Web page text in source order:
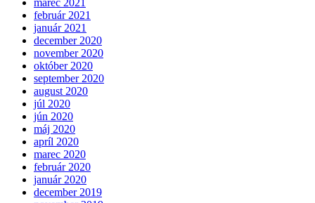
marec 2021
február 2021
január 2021
december 2020
november 2020
október 2020
september 2020
august 2020
júl 2020
jún 2020
máj 2020
apríl 2020
marec 2020
február 2020
január 2020
december 2019